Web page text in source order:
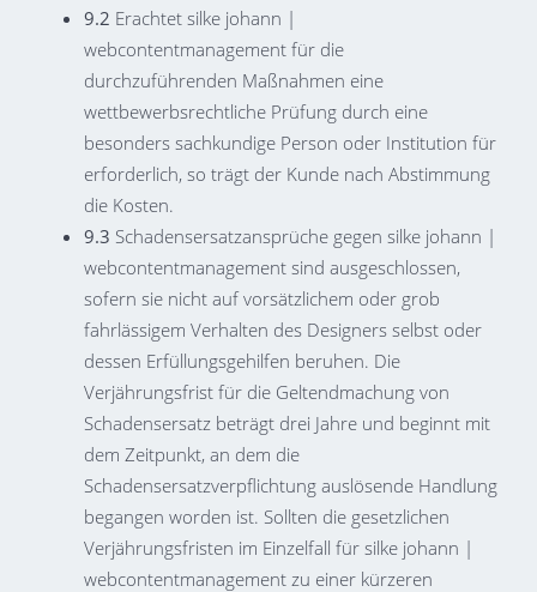
9.2 Erachtet silke johann |
webcontentmanagement für die
durchzuführenden Maßnahmen eine
wettbewerbsrechtliche Prüfung durch eine
besonders sachkundige Person oder Institution für
erforderlich, so trägt der Kunde nach Abstimmung
die Kosten.
9.3 Schadensersatzansprüche gegen silke johann |
webcontentmanagement sind ausgeschlossen,
sofern sie nicht auf vorsätzlichem oder grob
fahrlässigem Verhalten des Designers selbst oder
dessen Erfüllungsgehilfen beruhen. Die
Verjährungsfrist für die Geltendmachung von
Schadensersatz beträgt drei Jahre und beginnt mit
dem Zeitpunkt, an dem die
Schadensersatzverpflichtung auslösende Handlung
begangen worden ist. Sollten die gesetzlichen
Verjährungsfristen im Einzelfall für silke johann |
webcontentmanagement zu einer kürzeren